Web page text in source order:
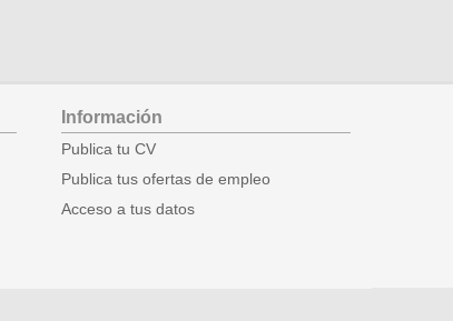
Información
Publica tu CV
Publica tus ofertas de empleo
Acceso a tus datos